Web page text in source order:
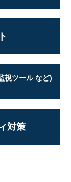
視ツール など)
対策